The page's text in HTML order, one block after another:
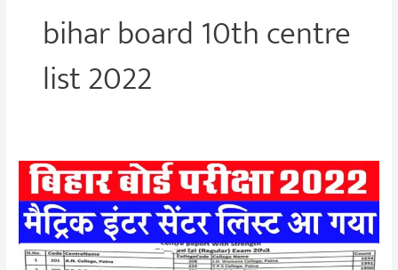
bihar board 10th centre
list 2022
Bihar
Board
Exam
Center
List